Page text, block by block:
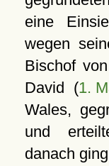
eine
wegen
Bischof
David (1.
Wales,
und
danach